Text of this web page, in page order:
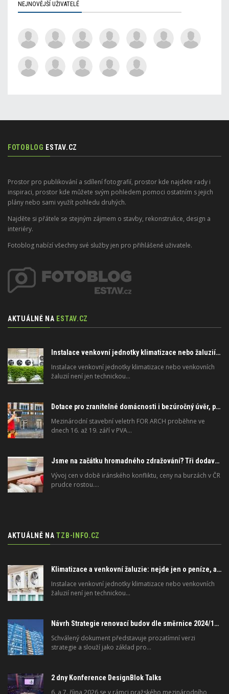
NEJNOVĚJŠÍ UŽIVATELÉ
FOTOBLOG ESTAV.CZ
Prostor pro publikování a sdílení fotografií, prostor kde najdete rady i
inspiraci, prostor kde můžete svým pohledem pomoci ostatním s jejich
plány nebo sami využít pohledu druhých.
Najděte si přátele se stejným zájmem o stavby, rekonstrukce, design a
interiéry.
Fotoblog nabízí všechny své služby jen pro přihlášené uživatele.
AKTUÁLNĚ NA ESTAV.CZ
Instalace venkovní jednotky klimatizace nebo žaluzií podléhá jasným právním pravidlům
Instalace venkovní jednotky klimatizace nebo venkovních
žaluzií není jen technickou…
Dotace pro zranitelné domácnosti i bezúročný úvěr, poradenství na veletrhu FOR ARCH
Mezinárodní stavební veletrh FOR ARCH proběhne ve
dnech 16. až 19. září v PVA…
Jsme na začátku hromadného zdražování? Tři dodavatelé zvýšili ceny
Vývoj cen v době iránského konfliktu, ceny na burzách v ČR
prudce rostou.…
AKTUÁLNĚ NA TZB-INFO.CZ
Klimatizace a venkovní žaluzie: nejde jen o peníze, ale i o právo
Instalace venkovní jednotky klimatizace nebo venkovních
žaluzií není jen technickou…
Návrh Strategie renovací budov dle směrnice 2024/1275/EU o energetické náročnosti budov
Schválený dokument představuje prozatímní verzi
strategie a slouží jako základ pro…
2 dny Konference DesignBlok Talks